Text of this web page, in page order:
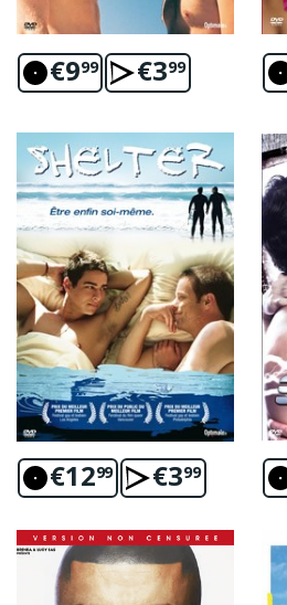
€999 €399
€1299 €399